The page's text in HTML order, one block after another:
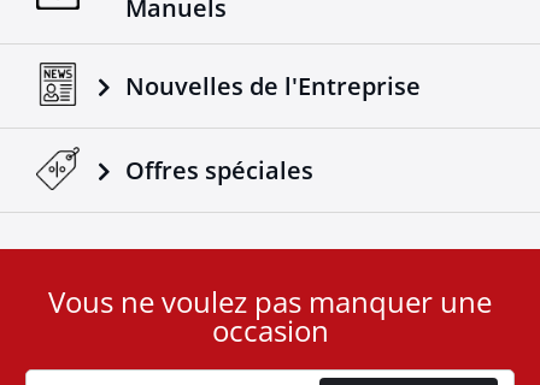
Manuels
Nouvelles de l'Entreprise
Offres spéciales
User
Cookie
Vous ne voulez pas manquer une
occasion